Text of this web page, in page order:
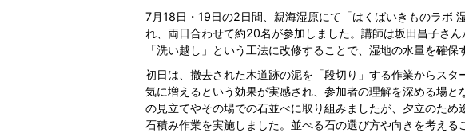
7月18日・19日の2日間、親海湿原にて「はくばいきものラボ
れ、両日合わせて約20名が参加しました。講師は坂田昌子さ
「洗い越し」という工法に改修することで、湿地の水量を確保
初日は、撤去された木道跡の泥を「段切り」する作業からス
気に増えるという効果が実感され、参加者の理解を深める場
の見立てやその場での石並べに取り組みましたが、夕立のた
石積み作業を実施しました。並べる石の選び方や向きを考える